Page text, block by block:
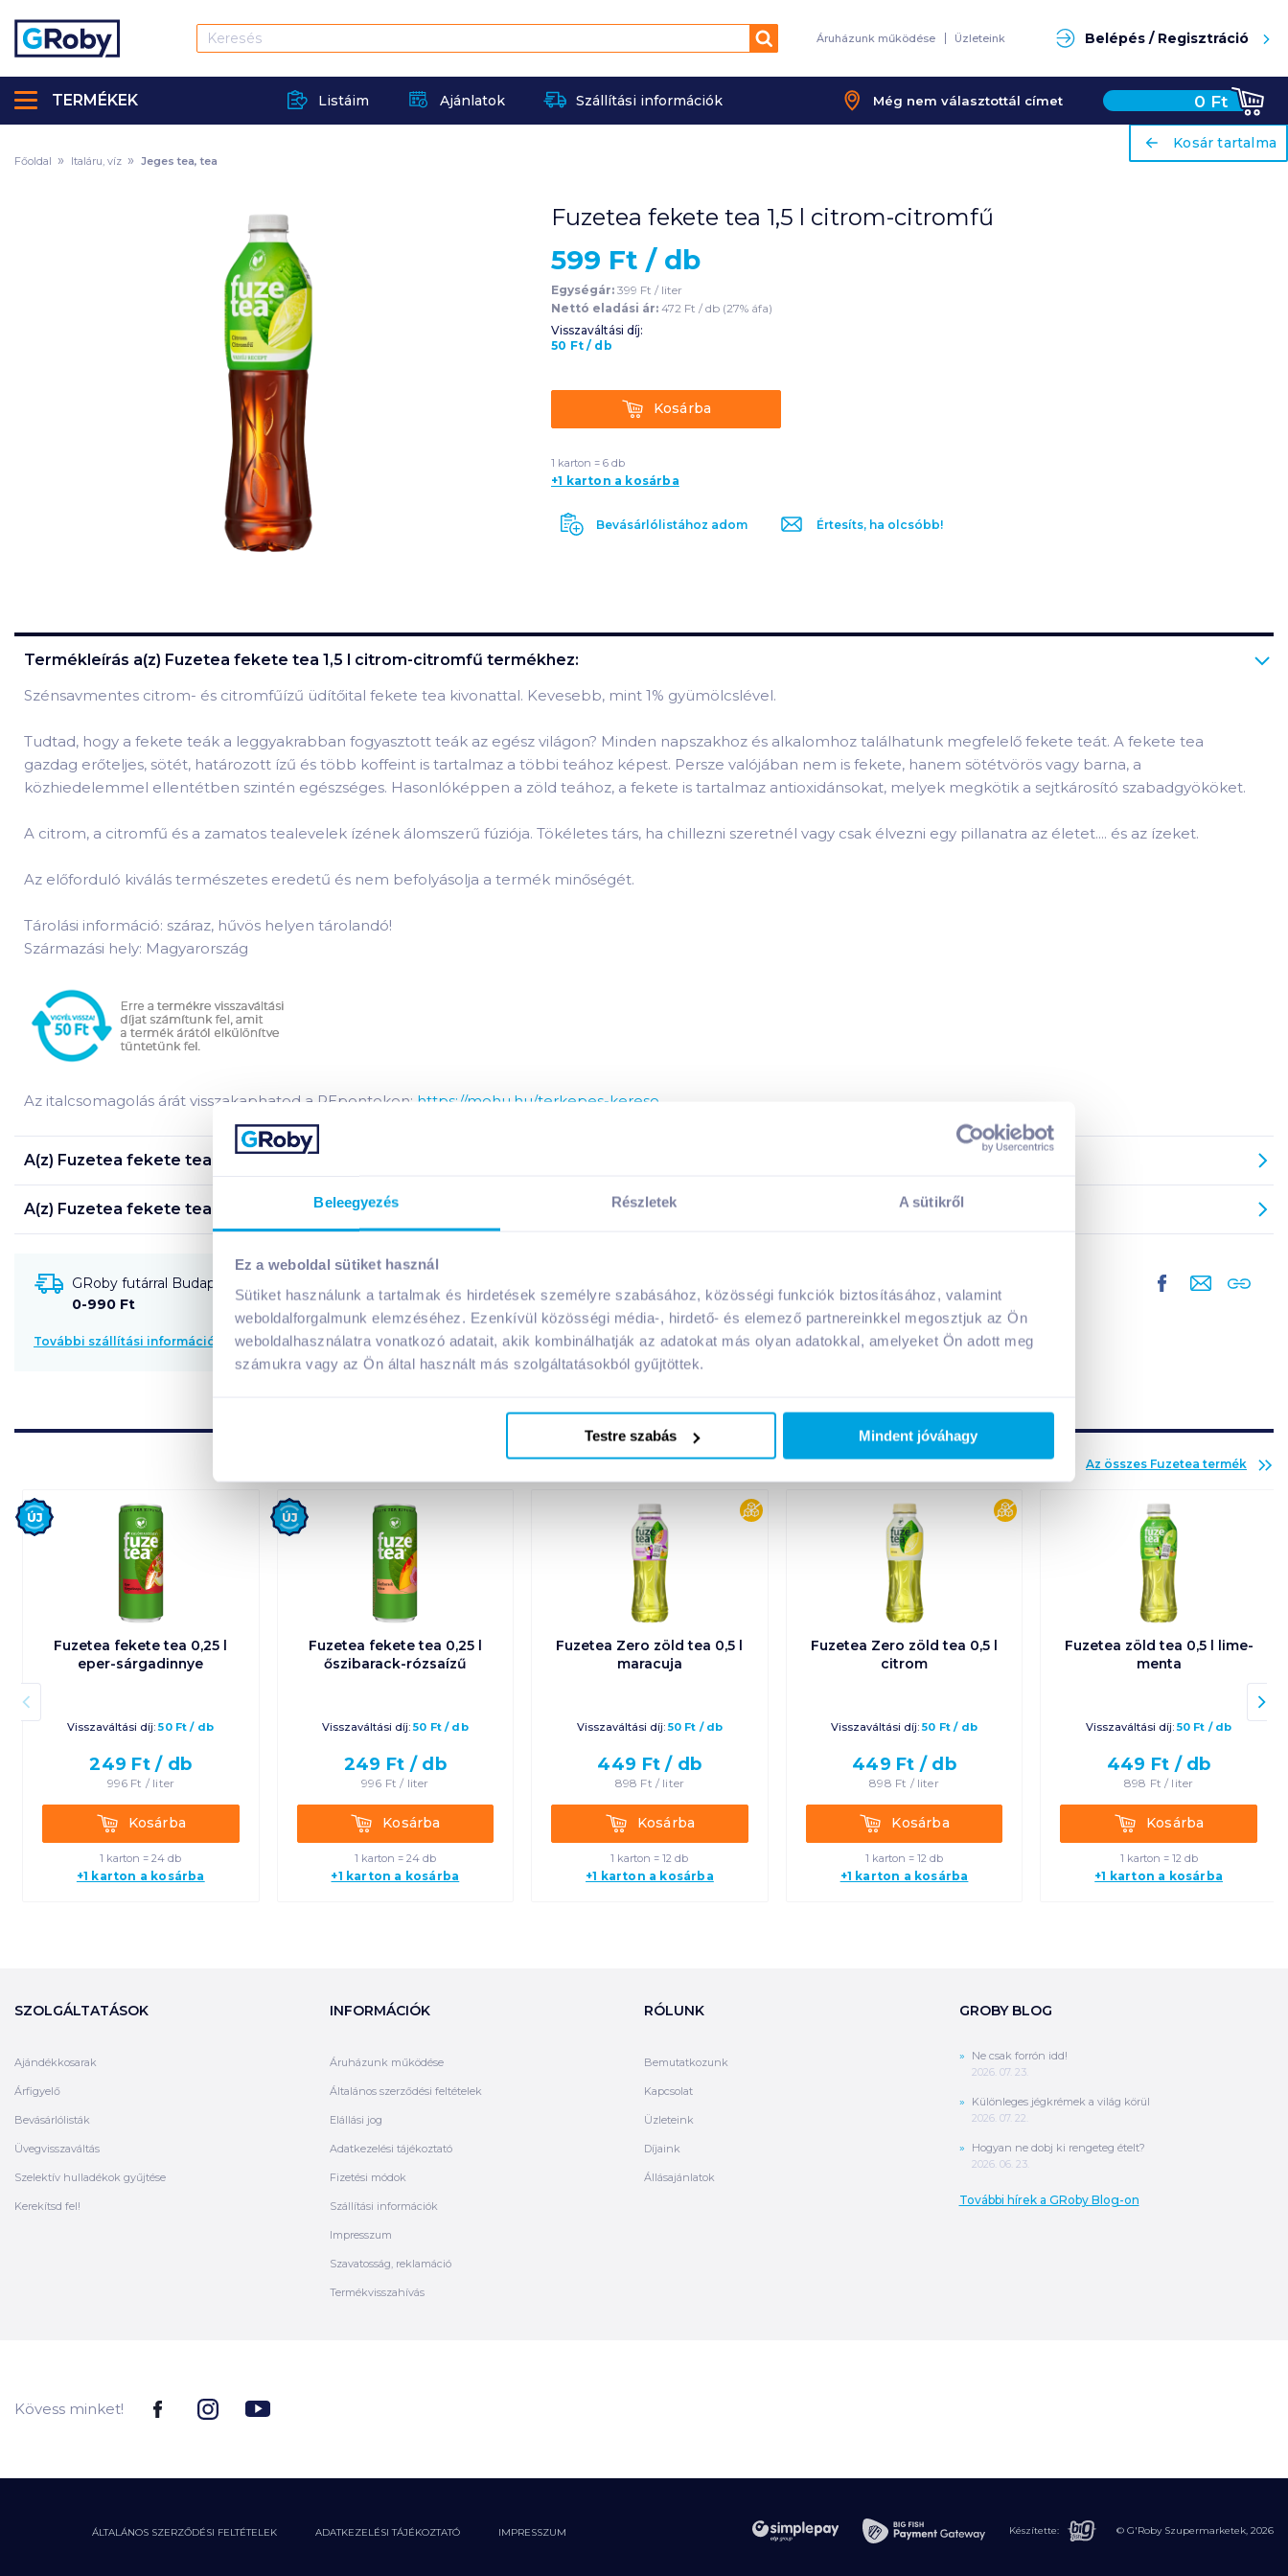
Beleegyezés Részletek A sütikről
Ez a weboldal sütiket használ
Sütiket használunk a tartalmak és hirdetések személyre szabásához, közösségi funkciók biztosításához, valamint
weboldalforgalmunk elemzéséhez. Ezenkívül közösségi média-, hirdető- és elemező partnereinkkel megosztjuk az Ön
weboldalhasználatra vonatkozó adatait, akik kombinálhatják az adatokat más olyan adatokkal, amelyeket Ön adott meg
számukra vagy az Ön által használt más szolgáltatásokból gyűjtöttek.
Testre szabás Mindent jóváhagy
Keresés Áruházunk működése Üzleteink Belépés / Regisztráció
Listáim Ajánlatok Szállítási információk Még nem választottál címet 0 Ft
TERMÉKEK
ariaLabel
Kosár tartalma
költséget nem tartalmazza. További
Főoldal Italáru, víz Jeges tea, tea
Fuzetea fekete tea 1,5 l citrom-citromfű
599 Ft / db
Egységár: 399 Ft / liter
Nettó eladási ár: 472 Ft / db (27% áfa)
Visszaváltási díj:
50 Ft/ db
KosárbaKosárba
1 karton = 6 db
+1 karton a kosárba
Bevásárlólistához adom Értesíts, ha olcsóbb!
Termékleírás a(z) Fuzetea fekete tea 1,5 l citrom-citromfű termékhez:
Szénsavmentes citrom- és citromfűízű üdítőital fekete tea kivonattal. Kevesebb, mint 1% gyümölcslével.
Tudtad, hogy a fekete teák a leggyakrabban fogyasztott teák az egész világon? Minden napszakhoz és alkalomhoz találhatunk megfelelő fekete teát. A fekete tea
gazdag erőteljes, sötét, határozott ízű és több koffeint is tartalmaz a többi teához képest. Persze valójában nem is fekete, hanem sötétvörös vagy barna, a
közhiedelemmel ellentétben szintén egészséges. Hasonlóképpen a zöld teához, a fekete is tartalmaz antioxidánsokat, melyek megkötik a sejtkárosító szabadgyököket.
A citrom, a citromfű és a zamatos tealevelek ízének álomszerű fúziója. Tökéletes társ, ha chillezni szeretnél vagy csak élvezni egy pillanatra az életet.... és az ízeket.
Az előforduló kiválás természetes eredetű és nem befolyásolja a termék minőségét.
Tárolási információ: száraz, hűvös helyen tárolandó!
Származási hely: Magyarország
Az italcsomagolás árát visszakaphatod a REpontokon: https://mohu.hu/terkepes-kereso
A(z) Fuzetea fekete tea 1,5 l citrom-citromfű
A(z) Fuzetea fekete tea 1,5 l citrom-citromfűtermék tápanyagai:
GRoby futárral Budapestre és környékére szállítható
0-990 Ft
További szállítási információk
A márka további termékei
Az összes Fuzetea termék
Fuzetea fekete tea 0,25 l
eper-sárgadinnye
Visszaváltási díj: 50Ft / db
249 Ft / db
996 Ft / liter
KosárbaKosárba
1 karton = 24 db
+1 karton a kosárba
Új
Fuzetea fekete tea 0,25 l
őszibarack-rózsaízű
Visszaváltási díj: 50 Ft/ db
249 Ft / db
996 Ft / liter
KosárbaKosárba
1 karton = 24 db
+1 karton a kosárba
Új cukormentes
Fuzetea Zero zöld tea 0,5 l
maracuja
Visszaváltási díj: 50Ft / db
449 Ft / db
898 Ft / liter
KosárbaKosárba
1 karton = 12 db
+1 karton a kosárba
cukormentes
Fuzetea Zero zöld tea 0,5 l
citrom
Visszaváltási díj: 50 Ft / db
449 Ft / db
898 Ft / liter
KosárbaKosárba
1 karton = 12 db
+1 karton a kosárba
Fuzetea zöld tea 0,5 l lime-
menta
Visszaváltási díj: 50 Ft / db
449 Ft / db
898 Ft / liter
KosárbaKosárba
1 karton = 12 db
+1 karton a kosárba
SZOLGÁLTATÁSOK
Ajándékkosarak
Árfigyelő
Bevásárlólisták
Üvegvisszaváltás
Szelektív hulladékok gyűjtése
Kerekítsd fel!
INFORMÁCIÓK
Áruházunk működése
Általános szerződési feltételek
Elállási jog
Adatkezelési tájékoztató
Fizetési módok
Szállítási információk
Impresszum
Szavatosság, reklamáció
Termékvisszahívás
RÓLUNK
Bemutatkozunk
Kapcsolat
Üzleteink
Díjaink
Állásajánlatok
GROBY BLOG
Ne csak forrón idd!
2026. 07. 23.
Különleges jégkrémek a világ körül
2026. 07. 22.
Hogyan ne dobj ki rengeteg ételt?
2026. 06. 23.
További hírek a GRoby Blog-on
Kövess minket!
ÁLTALÁNOS SZERZŐDÉSI FELTÉTELEK ADATKEZELÉSI TÁJÉKOZTATÓ IMPRESSZUM Készítette: © G'Roby Szupermarketek, 2026